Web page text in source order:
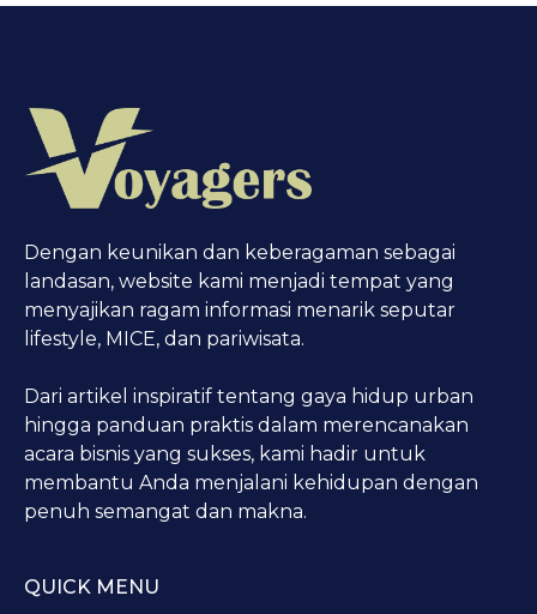
Dengan keunikan dan keberagaman sebagai
landasan, website kami menjadi tempat yang
menyajikan ragam informasi menarik seputar
lifestyle, MICE, dan pariwisata.
Dari artikel inspiratif tentang gaya hidup urban
hingga panduan praktis dalam merencanakan
acara bisnis yang sukses, kami hadir untuk
membantu Anda menjalani kehidupan dengan
penuh semangat dan makna.
QUICK MENU